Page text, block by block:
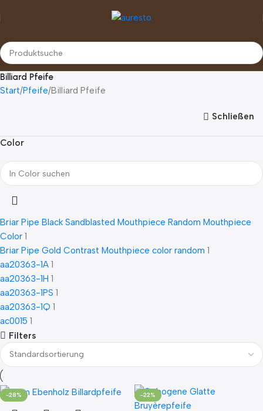
Billiard Pfeife
Start Pfeife Billiard Pfeife
Schließen
Color
Briar Pipe Black Sandblasted Mouthpiece Random Mouthpiece
Color 1
Briar Pipe Gold Contrast Mouthpiece color random 1
aa20363-1A 1
aa20363-1H 1
aa20363-1PS 1
aa20363-1Q 1
ac0015 1
Filters
-15% -21%
-28% -22%